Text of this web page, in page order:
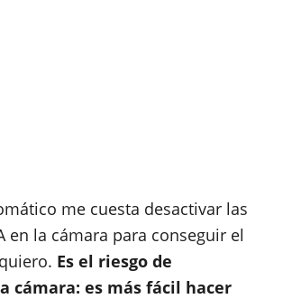
me cuesta desactivar las
en la cámara para conseguir el
Es el riesgo de
cámara: es más fácil hacer